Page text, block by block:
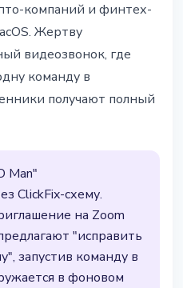
компаний и финтех-
Жертву
видеозвонок, где
команду в
получают полный
Man"
ClickFix-схему.
на Zoom
"исправить
запустив команду в
в фоновом